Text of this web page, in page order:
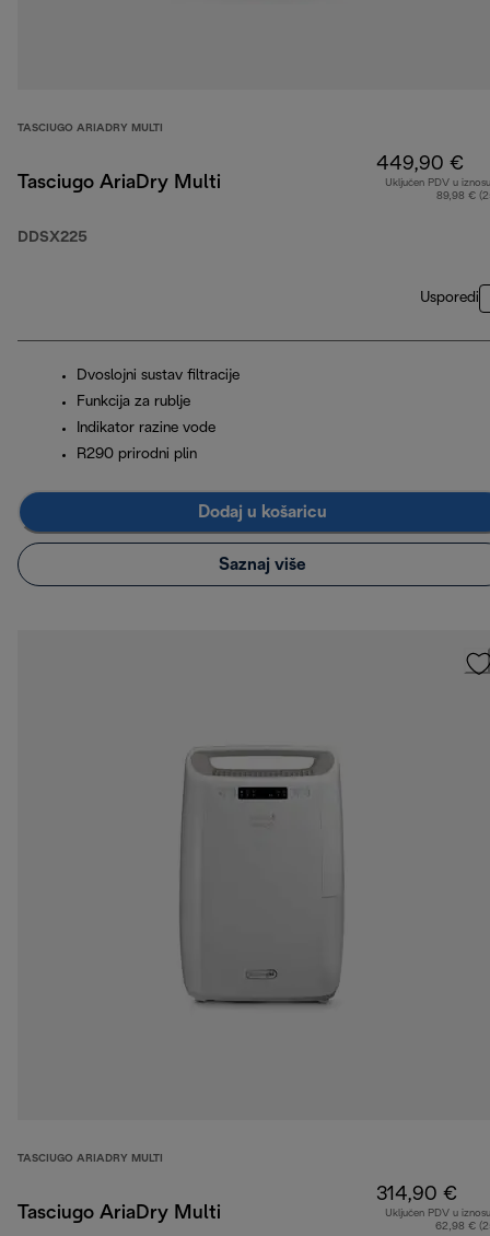
TASCIUGO ARIADRY MULTI
Tasciugo AriaDry Multi
DDSX225
449,90 €
Uključen PDV u
89,98 €
Usporedi
Dvoslojni sustav filtracije
Funkcija za rublje
Indikator razine vode
R290 prirodni plin
Dodaj u košaricu
Saznaj više
TASCIUGO ARIADRY MULTI
Tasciugo AriaDry Multi
314,90 €
Uključen PDV u
62,98 €